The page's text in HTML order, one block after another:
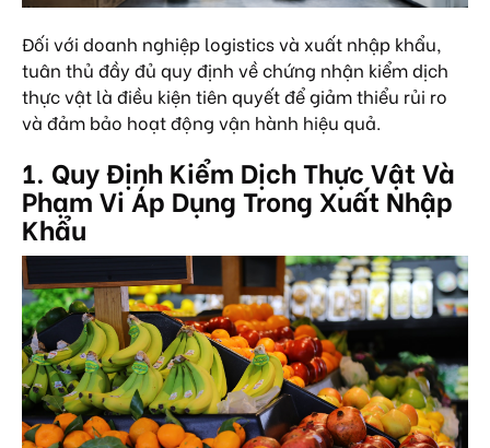
Đối với doanh nghiệp logistics và xuất nhập khẩu,
tuân thủ đầy đủ quy định về chứng nhận kiểm dịch
thực vật là điều kiện tiên quyết để giảm thiểu rủi ro
và đảm bảo hoạt động vận hành hiệu quả.
1. Quy Định Kiểm Dịch Thực Vật Và
Phạm Vi Áp Dụng Trong Xuất Nhập
Khẩu